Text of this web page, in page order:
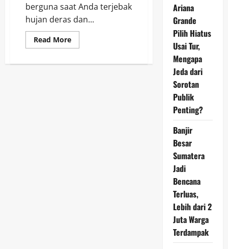
berguna saat Anda terjebak
hujan deras dan...
Read MoreRead
more
Ampuh
Ariana
Grande
Pilih Hiatus
Usai Tur,
Mengapa
Jeda dari
Sorotan
Publik
Penting?
Banjir
Besar
Sumatera
Jadi
Bencana
Terluas,
Lebih dari 2
Juta Warga
Terdampak